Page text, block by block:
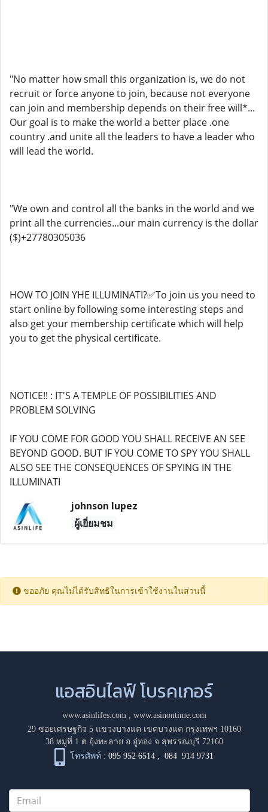
"No matter how small this organization is, we do not
recruit or force anyone to join, because not everyone
can join and membership depends on their free will*...
Our goal is to make the world a better place .one
country .and unite all the leaders to have a leader who
will lead the world.
"We own and control all the banks in the world and we
print all the currencies...our main currency is the dollar
($)+27780305036
HOW TO JOIN YHE ILLUMINATI?✅To join us you need to
start online by following some interesting steps and
also get your membership certificate which will help
you to get the physical certificate.
NOTICE!! : IT'S A TEMPLE OF POSSIBILITIES AND
PROBLEM SOLVING
IF YOU COME FOR GOOD YOU SHALL RECEIVE AN SEE
BEYOND GOOD. BUT IF YOU COME TO SPY YOU SHALL
ALSO SEE THE CONSEQUENCES OF SPYING IN THE
ILLUMINATI
johnson lupez
ผู้เยี่ยมชม
ขออภัย คุณไม่ได้รับสิทธิในการเข้าใช้งานในส่วนนี้
แอสอินไลฟ์ โบรคเกอร์
www.asinlifes.com, www.asinontime.com
29 ซอยเศรษฐกิจ 5 แขวงบางแค เขตบางแค กรุงเทพฯ 10160
38 หมู่ที่ 1 ต.ยุ้งทะลาย อ.อู่ทอง จ.สุพรรณบุรี 72160
โทรศัพท์ : 095 952 6514 ,084 914 9731